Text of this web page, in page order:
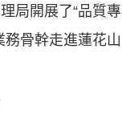
局開展了“品質專
骨幹走進蓮花山